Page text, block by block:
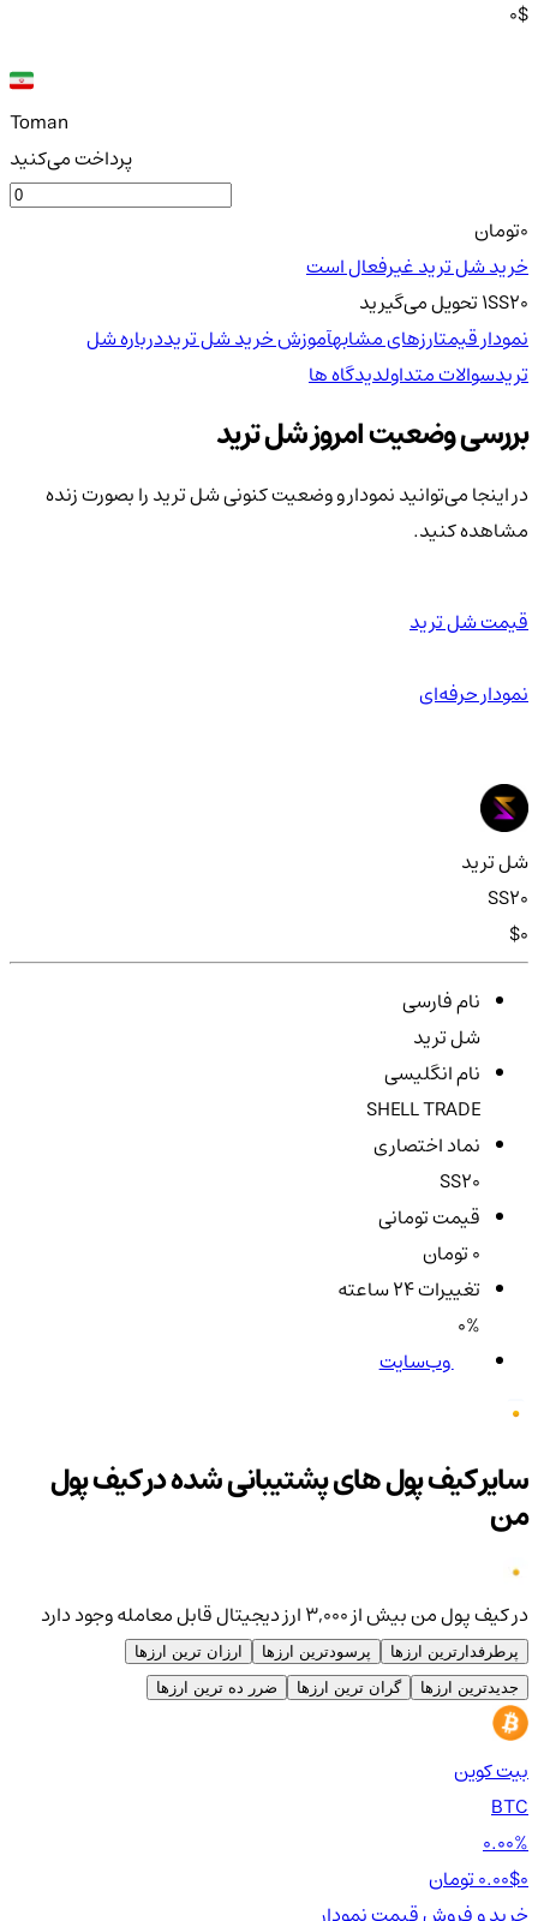
0$
Toman
پرداخت می‌کنید
تومان
خرید شل ترید غیرفعال است
1SS20تحویلمی‌گیرید
نمودار قیمتارزهای مشابهآموزش خرید شل تریددرباره شل
تریدسوالات متداولدیدگاه ها
بررسی وضعیت امروز شل ترید
در اینجا می‌توانید نمودار و وضعیت کنونی شل ترید را بصورت زنده
مشاهده کنید.
قیمت شل ترید
نمودار حرفه‌ای
شل ترید
SS20
$0
نام فارسی
شل ترید
نام انگلیسی
SHELL TRADE
نماد اختصاری
SS20
قیمت تومانی
تغییرات ۲۴ ساعته
0%
وب‌سایت
سایر کیف پول های پشتیبانی شده در کیف پول
من
در کیف پول من بیش از ۳,۰۰۰ ارز دیجیتال قابل معامله وجود دارد
پرطرفدارترین ارزها پرسودترین ارزها
ارزان ترین ارزها
جدیدترین ارزها
گران ترین ارزها ضرر ده ترین ارزها
بیت کوین
BTC
0.00%
0.00$